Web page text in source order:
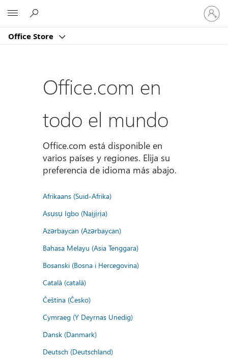
Office Store
Iniciar
sesión
en
cuenta
Office.com en
todo el mundo
Office.com está disponible en
varios países y regiones. Elija su
preferencia de idioma más abajo.
Afrikaans (Suid-Afrika)
Asụsụ Igbo (Naịjịrịa)
Azərbaycan (Azərbaycan)
Bahasa Melayu (Asia Tenggara)
Bosanski (Bosna i Hercegovina)
Català (català)
Čeština (Česko)
Cymraeg (Y Deyrnas Unedig)
Dansk (Danmark)
Deutsch (Deutschland)